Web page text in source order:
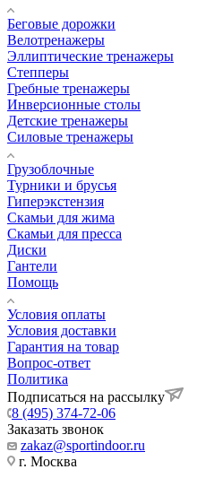
Беговые дорожки
Велотренажеры
Эллиптические тренажеры
Степперы
Гребные тренажеры
Инверсионные столы
Детские тренажеры
Силовые тренажеры
Грузоблочные
Турники и брусья
Гиперэкстензия
Скамьи для жима
Скамьи для пресса
Диски
Гантели
Помощь
Условия оплаты
Условия доставки
Гарантия на товар
Вопрос-ответ
Политика
Подписаться на рассылку
8 (495) 374-72-06
Заказать звонок
zakaz@sportindoor.ru
г. Москва